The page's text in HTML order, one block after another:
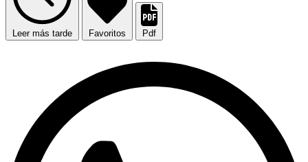
Leer más tarde Favoritos Pdf